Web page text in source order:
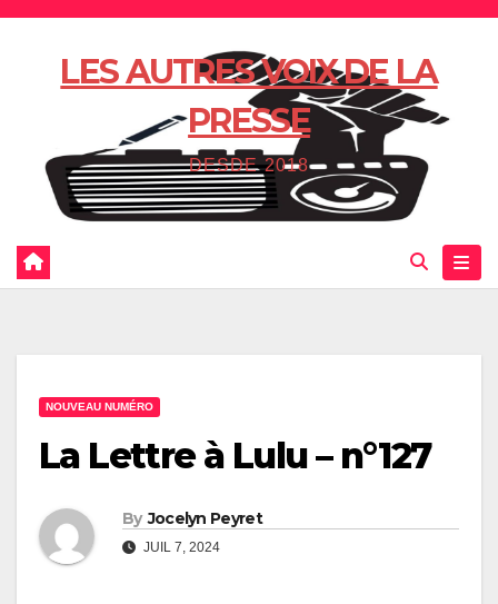
Skip
LES AUTRES VOIX DE LA
PRESSE
DESDE 2018
NOUVEAU NUMÉRO
La Lettre à Lulu – n°127
By Jocelyn Peyret
JUIL 7, 2024